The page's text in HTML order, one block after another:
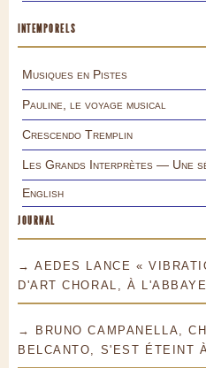
INTEMPORELS
Musiques en Pistes
Pauline, le voyage musical
Crescendo Tremplin
Les Grands Interprètes — Une
English
JOURNAL
→ AEDES LANCE «
D'ART CHORAL, À
→ BRUNO CAMPANELLA,
BELCANTO, S'EST ÉTEINT